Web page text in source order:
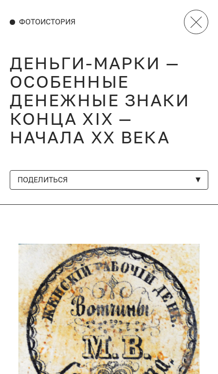
ФОТОИСТОРИЯ
ДЕНЬГИ-МАРКИ —
ОСОБЕННЫЕ
ДЕНЕЖНЫЕ ЗНАКИ
КОНЦА XIX —
НАЧАЛА XX ВЕКА
ПОДЕЛИТЬСЯ